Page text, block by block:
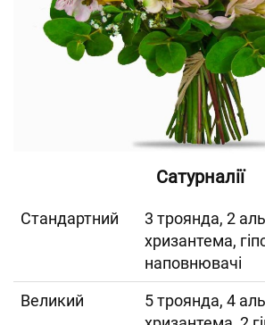
Сатурналії
Cтандартний
3 троянда, 2
хризантема,
наповнювачі
Великий
5 троянда, 4